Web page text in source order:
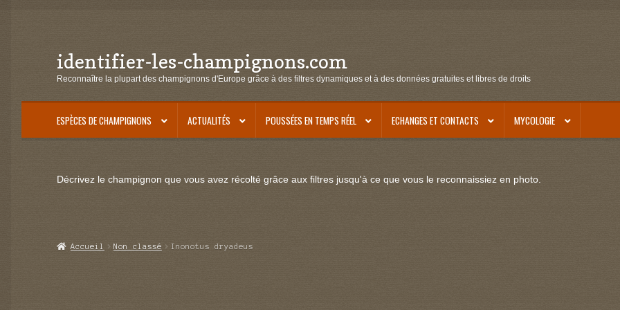
Aller
à
navigation
Aller
au
identifier-les-champignons.com
Reconnaître la plupart des champignons d'Europe grâce à des filtres dynamiques et à des données gratuites et libres de droits
ESPÈCES DE CHAMPIGNONS ACTUALITÉS POUSSÉES EN TEMPS RÉEL ECHANGES ET CONTACTS MYCOLOGIE
Décrivez le champignon que vous avez récolté grâce aux filtres jusqu'à ce que vous le reconnaissiez en photo.
Accueil Non classé Inonotus dryadeus